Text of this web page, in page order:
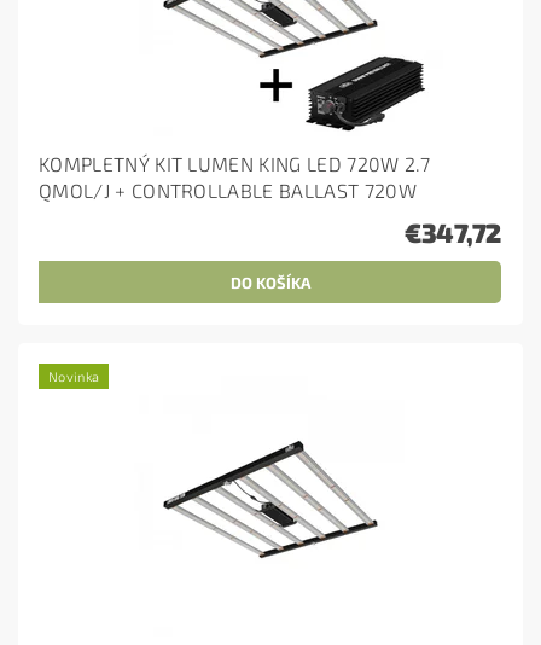
KOMPLETNÝ KIT LUMEN KING LED 720W 2.7
QMOL/J + CONTROLLABLE BALLAST 720W
€347,72
Novinka